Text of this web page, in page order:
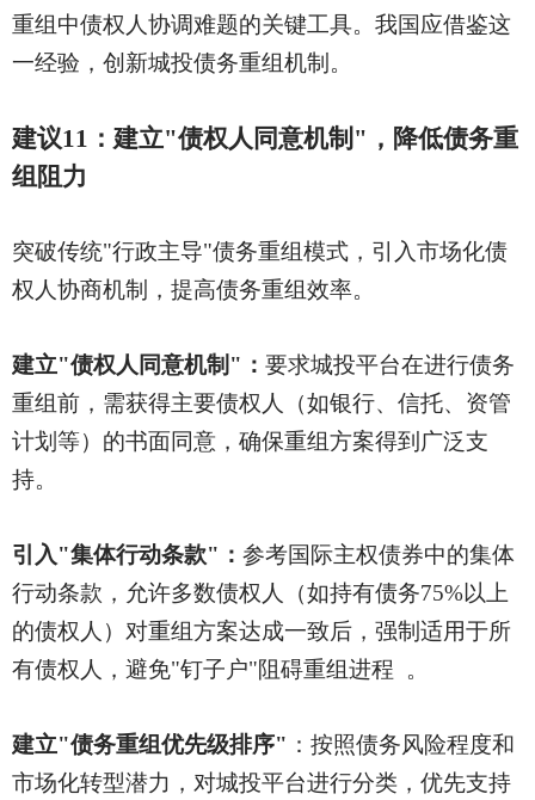
重组中债权人协调难题的关键工具。我国应借鉴这
一经验，创新城投债务重组机制。
建议11：建立"债权人同意机制"，降低债务重
组阻力
突破传统"行政主导"债务重组模式，引入市场化债
权人协商机制，提高债务重组效率。
建立"债权人同意机制"： 要求城投平台在进行债务
重组前，需获得主要债权人（如银行、信托、资管
计划等）的书面同意，确保重组方案得到广泛支
持。
引入"集体行动条款"： 参考国际主权债券中的集体
行动条款，允许多数债权人（如持有债务75%以上
的债权人）对重组方案达成一致后，强制适用于所
有债权人，避免"钉子户"阻碍重组进程 。
建立"债务重组优先级排序" ：按照债务风险程度和
市场化转型潜力，对城投平台进行分类，优先支持